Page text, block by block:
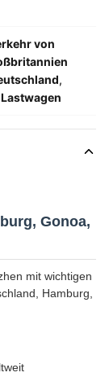
von
,
Gonoa,
mit wichtigen
Hamburg,